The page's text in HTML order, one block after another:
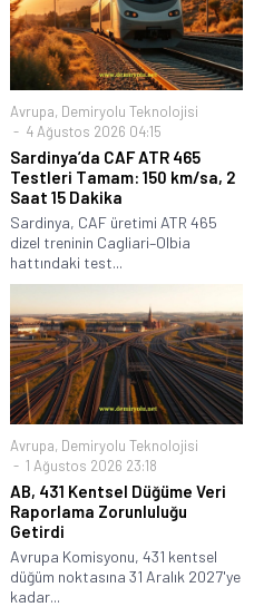
Avrupa, Demiryolu Teknolojisi
4 Ağustos 2026 04:15
Sardinya’da CAF ATR 465
Testleri Tamam: 150 km/sa, 2
Saat 15 Dakika
Sardinya, CAF üretimi ATR 465
dizel treninin Cagliari–Olbia
hattındaki test...
Avrupa, Demiryolu Teknolojisi
1 Ağustos 2026 23:18
AB, 431 Kentsel Düğüme Veri
Raporlama Zorunluluğu
Getirdi
Avrupa Komisyonu, 431 kentsel
düğüm noktasına 31 Aralık 2027'ye
kadar...